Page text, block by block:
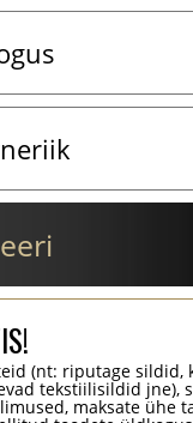
(nt: riputage sildid,
tekstiilisildid jne),
maksate ühe